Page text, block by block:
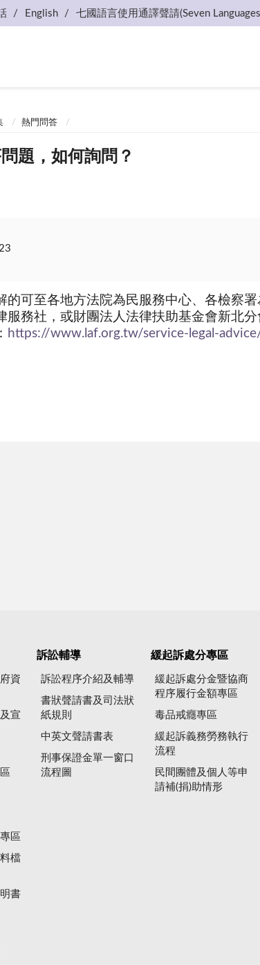
English 七國語言使用通譯聲請(Seven
熱門問答
題，如何詢問？
可至各地方法院為民服務中心、各檢察署
服務社，或財團法人法律扶助基金會新北
https://www.laf.org.tw/service-legal-
資
宣
區
檔
書
訴訟輔導
訴訟程序介紹及輔導
書狀聲請書及司法狀
紙規則
中英文聲請書表
刑事保證金單一窗口
流程圖
緩起訴處分專區
緩起訴處分金暨協商
程序履行金額專區
毒品戒癮專區
緩起訴義務勞務執行
流程
民間團體及個人等申
請補(捐)助情形